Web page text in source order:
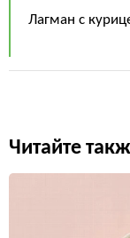
Лагман с
Читайте